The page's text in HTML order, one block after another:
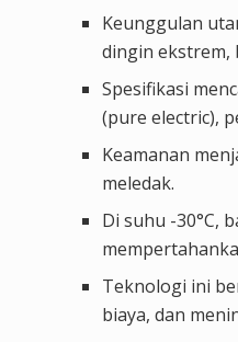
Keunggulan
dingin ekstrem,
Spesifikasi
(pure electric),
Keamanan
meledak.
Di suhu -30°C,
Teknologi ini
biaya, dan